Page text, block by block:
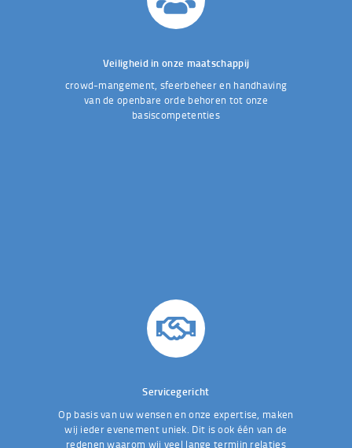
Veiligheid in onze maatschappij
crowd-mangement, sfeerbeheer en handhaving
van de openbare orde behoren tot onze
basiscompetenties
Servicegericht
Op basis van uw wensen en onze expertise, maken
wij ieder evenement uniek. Dit is ook één van de
redenen waarom wij veel lange termijn relaties